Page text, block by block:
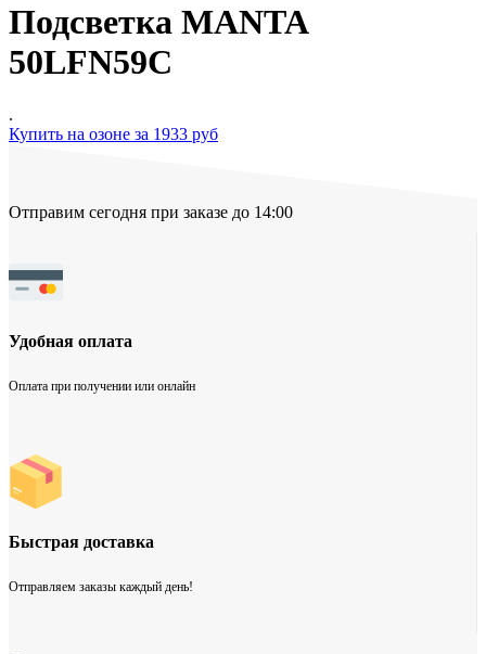
Подсветка MANTA
50LFN59C
.
Купить на озоне за 1933 руб
Отправим сегодня при заказе до 14:00
Удобная оплата
Оплата при получении или онлайн
Быстрая доставка
Отправляем заказы каждый день!